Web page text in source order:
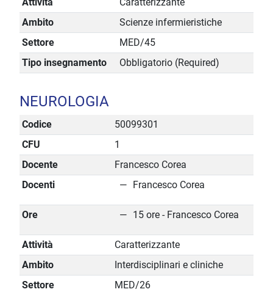
Attività
Caratterizzante
Ambito
Scienze infermieristiche
Settore
MED/45
Tipo insegnamento
Obbligatorio (Required)
NEUROLOGIA
Codice
50099301
CFU
1
Docente
Francesco Corea
Docenti
Francesco Corea
Ore 15 ore - Francesco Corea
Attività
Caratterizzante
Ambito
Interdisciplinari e cliniche
Settore
MED/26